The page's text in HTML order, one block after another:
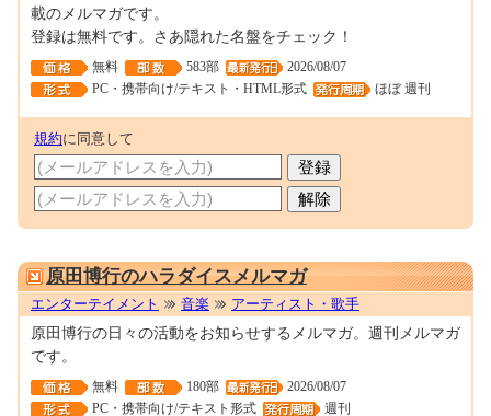
載のメルマガです。
登録は無料です。さあ隠れた名盤をチェック！
無料 583部
2026/08/07
PC・携帯向け/テキスト・HTML形式
ほぼ 週刊
規約に同意して
原田博行のハラダイスメルマガ
エンターテイメント 音楽 アーティスト・歌手
原田博行の日々の活動をお知らせするメルマガ。週刊メルマガ
です。
無料 180部
2026/08/07
PC・携帯向け/テキスト形式
週刊